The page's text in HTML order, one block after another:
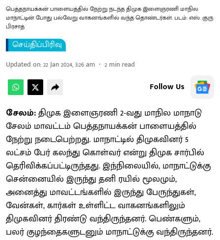
பெத்தநாயக்கன் பாளையத்தில் நேற்று நடந்த திமுக இளைஞரணி மாநில
மாநாட்டின் போது பல்வேறு வாகனங்களில் வந்த தொண்டர்கள். படம்: எஸ். குரு
பிரசாத்
செய்திப்பிரிவு
Updated on:22 Jan 2024, 3:26 am 2 min read
Follow Us
சேலம்:திமுக இளைஞரணி 2-வது மாநில மாநாடு
சேலம் மாவட்டம் பெத்தநாயக்கன் பாளையத்தில்
நேற்று நடைபெற்றது. மாநாட்டில் திமுகவினர் 5
லட்சம் பேர் கலந்து கொள்வர் என்று திமுக சார்பில்
தெரிவிக்கப்பட்டிருந்தது. இந்நிலையில், மாநாட்டுக்கு
சென்னையில் இருந்து தனி ரயில் மூலமும்,
அனைத்து மாவட்டங்களில் இருந்து பேருந்துகள்,
வேன்கள், கார்கள் உள்ளிட்ட வாகனங்களிலும்
திமுகவினர் திரண்டு வந்திருந்தனர். பெண்களும்,
பலர் குழந்தைகளுடனும் மாநாட்டுக்கு வந்திருந்தனர்.